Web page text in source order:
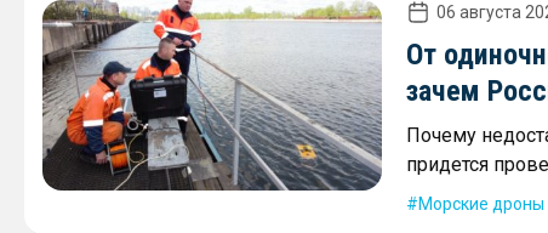
06 августа
От
зачем
Почему
придется
Морские дроны